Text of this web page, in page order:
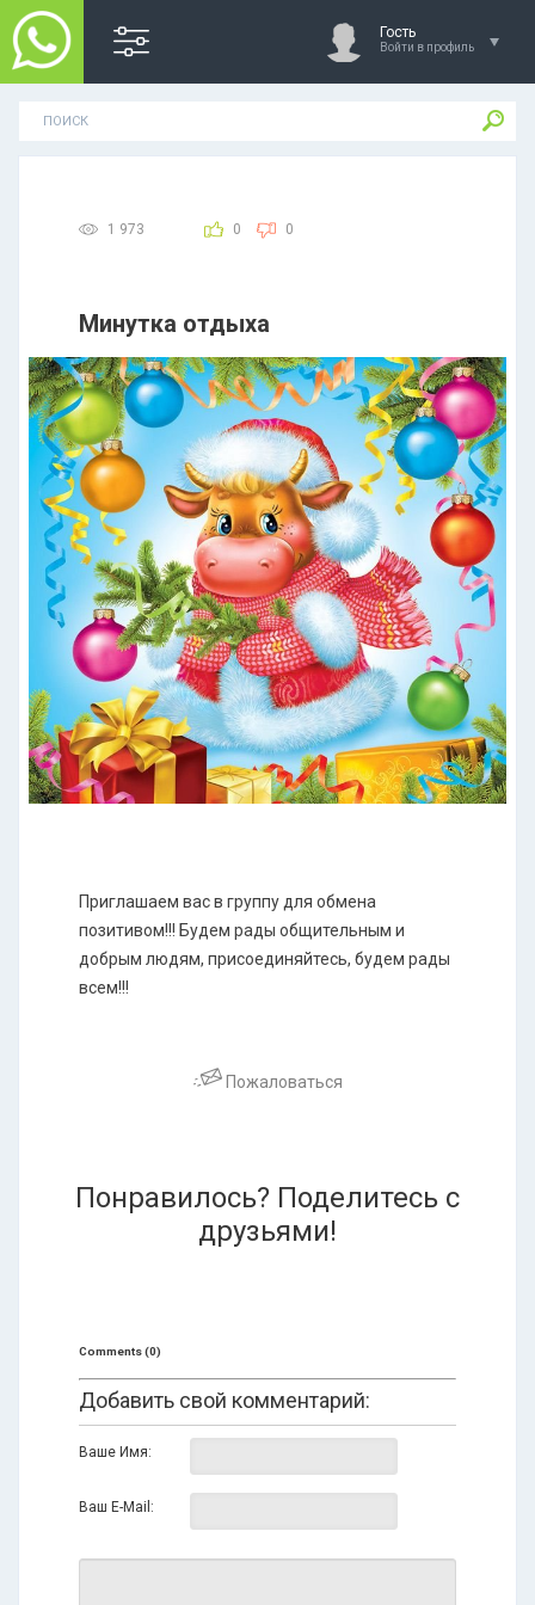
Гость
Войти в профиль
1 973 0 0
Минутка отдыха
Приглашаем вас в группу для обмена
позитивом!!! Будем рады общительным и
добрым людям, присоединяйтесь, будем рады
всем!!!
Пожаловаться
Понравилось? Поделитесь с
друзьями!
Comments (0)
Добавить свой комментарий:
Ваше Имя:
Ваш E-Mail: